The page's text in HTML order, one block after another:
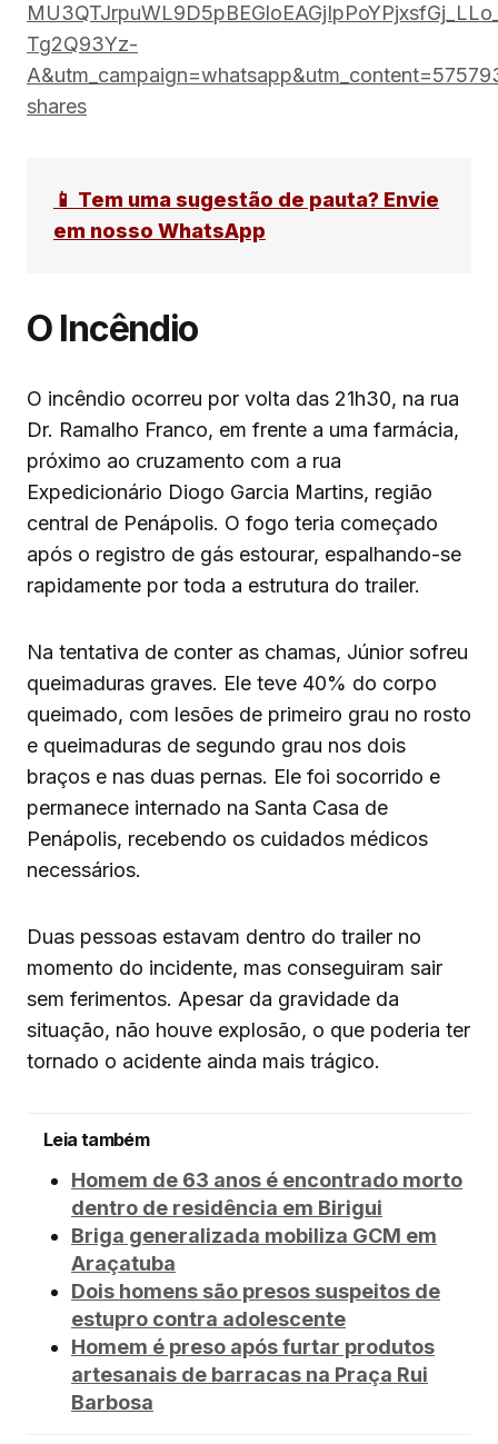
Tg2Q93Yz-
shares
📱 Tem uma sugestão de pauta? Envie
em nosso WhatsApp
O Incêndio
O incêndio ocorreu por volta das 21h30, na rua
Dr. Ramalho Franco, em frente a uma farmácia,
próximo ao cruzamento com a rua
Expedicionário Diogo Garcia Martins, região
central de Penápolis. O fogo teria começado
após o registro de gás estourar, espalhando-se
rapidamente por toda a estrutura do trailer.
Na tentativa de conter as chamas, Júnior sofreu
queimaduras graves. Ele teve 40% do corpo
queimado, com lesões de primeiro grau no rosto
e queimaduras de segundo grau nos dois
braços e nas duas pernas. Ele foi socorrido e
permanece internado na Santa Casa de
Penápolis, recebendo os cuidados médicos
necessários.
Duas pessoas estavam dentro do trailer no
momento do incidente, mas conseguiram sair
sem ferimentos. Apesar da gravidade da
situação, não houve explosão, o que poderia ter
tornado o acidente ainda mais trágico.
Leia também
Homem de 63 anos é encontrado morto
dentro de residência em Birigui
Briga generalizada mobiliza GCM em
Araçatuba
Dois homens são presos suspeitos de
estupro contra adolescente
Homem é preso após furtar produtos
artesanais de barracas na Praça Rui
Barbosa